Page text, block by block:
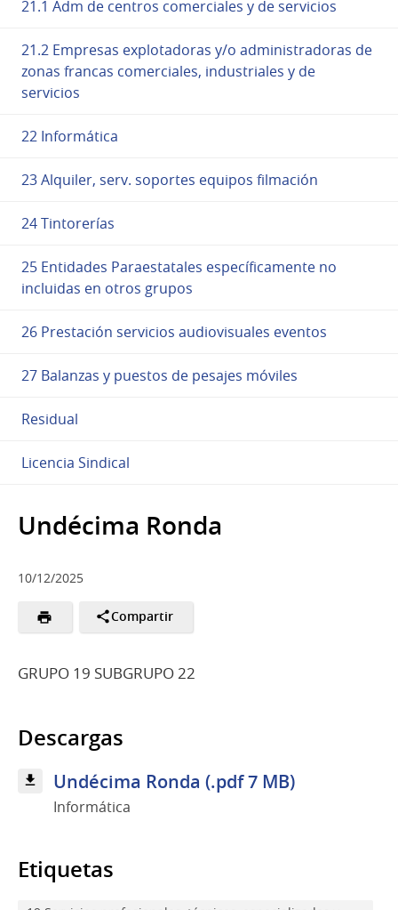
21.1 Adm de centros comerciales y de servicios
21.2 Empresas explotadoras y/o administradoras de
zonas francas comerciales, industriales y de
servicios
22 Informática
23 Alquiler, serv. soportes equipos filmación
24 Tintorerías
25 Entidades Paraestatales específicamente no
incluidas en otros grupos
26 Prestación servicios audiovisuales eventos
27 Balanzas y puestos de pesajes móviles
Residual
Licencia Sindical
Undécima Ronda
10/12/2025
Compartir
GRUPO 19 SUBGRUPO 22
Descargas
Undécima Ronda (.pdf 7 MB)
Informática
Etiquetas